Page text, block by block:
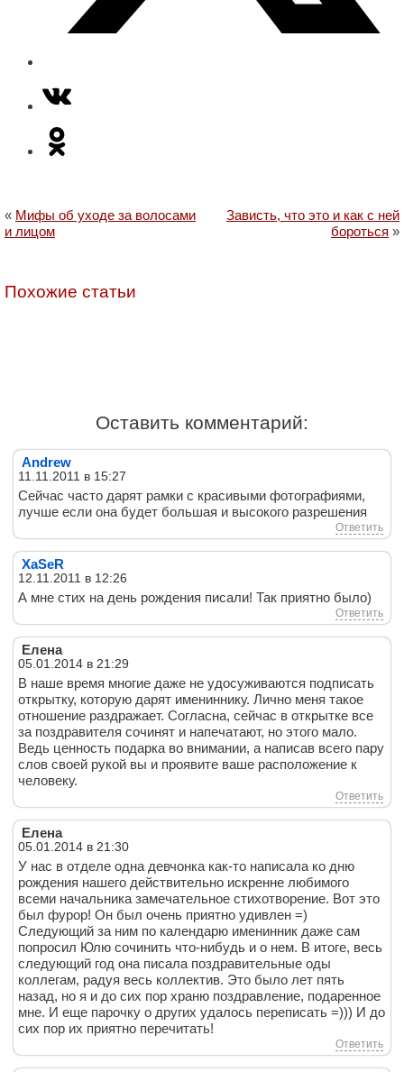
« Мифы об уходе за волосами
и лицом
Зависть, что это и как с ней
бороться »
Похожие статьи
Оставить комментарий:
Andrew
11.11.2011 в 15:27
Сейчас часто дарят рамки с красивыми фотографиями,
лучше если она будет большая и высокого разрешения
Ответить
XaSeR
12.11.2011 в 12:26
А мне стих на день рождения писали! Так приятно было)
Ответить
Елена
05.01.2014 в 21:29
В наше время многие даже не удосуживаются подписать
открытку, которую дарят имениннику. Лично меня такое
отношение раздражает. Согласна, сейчас в открытке все
за поздравителя сочинят и напечатают, но этого мало.
Ведь ценность подарка во внимании, а написав всего пару
слов своей рукой вы и проявите ваше расположение к
человеку.
Ответить
Елена
05.01.2014 в 21:30
У нас в отделе одна девчонка как-то написала ко дню
рождения нашего действительно искренне любимого
всеми начальника замечательное стихотворение. Вот это
был фурор! Он был очень приятно удивлен =)
Следующий за ним по календарю именинник даже сам
попросил Юлю сочинить что-нибудь и о нем. В итоге, весь
следующий год она писала поздравительные оды
коллегам, радуя весь коллектив. Это было лет пять
назад, но я и до сих пор храню поздравление, подаренное
мне. И еще парочку о других удалось переписать =))) И до
сих пор их приятно перечитать!
Ответить